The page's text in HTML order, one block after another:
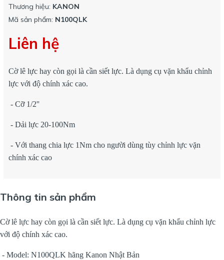
Thương hiệu: KANON
Mã sản phẩm: N100QLK
Liên hệ
Cờ lê lực hay còn gọi là cần siết lực. Là dụng cụ vặn khẩu chỉnh
lực với độ chính xác cao.
- Cỡ 1/2''
- Dải lực 20-100Nm
- Với thang chia lực 1Nm cho người dùng tùy chỉnh lực vặn
chính xác cao
Thông tin sản phẩm
Cờ lê lực hay còn gọi là cần siết lực. Là dụng cụ vặn khẩu chỉnh lực
với độ chính xác cao.
- Model: N100QLK hãng Kanon Nhật Bản